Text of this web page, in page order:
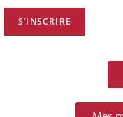
S’INSCRIRE